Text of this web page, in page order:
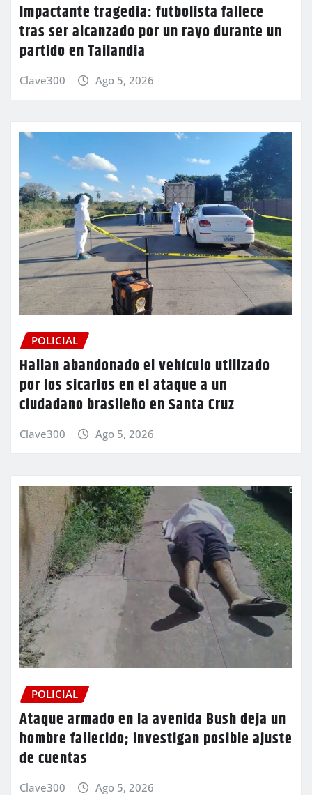
Impactante tragedia: futbolista fallece
tras ser alcanzado por un rayo durante un
partido en Tailandia
Clave300 Ago 5, 2026
POLICIAL
Hallan abandonado el vehículo utilizado
por los sicarios en el ataque a un
ciudadano brasileño en Santa Cruz
Clave300 Ago 5, 2026
POLICIAL
Ataque armado en la avenida Bush deja un
hombre fallecido; investigan posible ajuste
de cuentas
Clave300 Ago 5, 2026